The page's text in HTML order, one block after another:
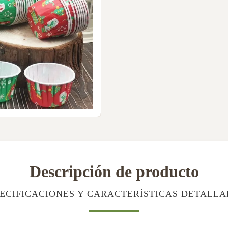
Descripción de producto
Y CARACTERÍSTICAS